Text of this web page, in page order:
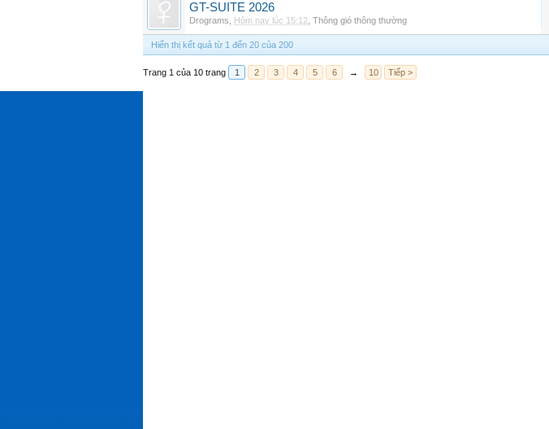
GT-SUITE 2026
Drograms Hôm nay lúc 15:12 Thông gió thông thường
Hiển thị kết quả từ 1 đến 20 của 200
Trang 1 của 10 trang 1 2 3 4 5 6 → 10 Tiếp >